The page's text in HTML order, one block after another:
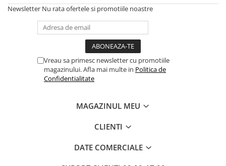
Covorase de joaca
Genti, Portofele, Penare
Ingrijire Unghii
Jucarii pentru copii
Jucarii si Jocuri
Scaune de masa bebe
Newsletter Nu rata ofertele si promotiile noastre
Vreau sa primesc newsletter cu promotiile
magazinului. Afla mai multe in Politica de
Confidentialitate
MAGAZINUL MEU
CLIENTI
DATE COMERCIALE